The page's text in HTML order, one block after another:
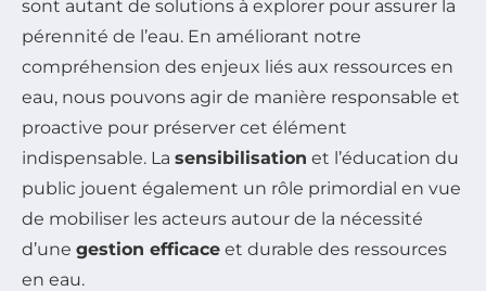
sont autant de solutions à explorer pour assurer la
pérennité de l’eau. En améliorant notre
compréhension des enjeux liés aux ressources en
eau, nous pouvons agir de manière responsable et
proactive pour préserver cet élément
indispensable. La sensibilisation et l’éducation du
public jouent également un rôle primordial en vue
de mobiliser les acteurs autour de la nécessité
d’une gestion efficace et durable des ressources
en eau.